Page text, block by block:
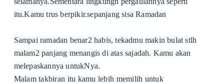
itu.Kamu trus berpikir.sepanjang sisa Ramadan
Sampai ramadan benar2 habis, tekadmu makin bulat stlh
malam2 panjang menangis di atas sajadah. Kamu akan
melepaskannya untukNya.
Malam takbiran itu kamu lebih memilih untuk